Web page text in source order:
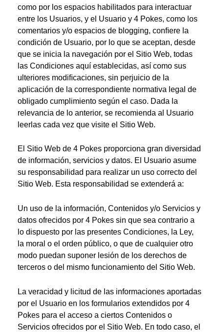
como por los espacios habilitados para interactuar
entre los Usuarios, y el Usuario y 4 Pokes, como los
comentarios y/o espacios de blogging, conﬁere la
condición de Usuario, por lo que se aceptan, desde
que se inicia la navegación por el Sitio Web, todas
las Condiciones aquí establecidas, así como sus
ulteriores modiﬁcaciones, sin perjuicio de la
aplicación de la correspondiente normativa legal de
obligado cumplimiento según el caso. Dada la
relevancia de lo anterior, se recomienda al Usuario
leerlas cada vez que visite el Sitio Web.
El Sitio Web de 4 Pokes proporciona gran diversidad
de información, servicios y datos. El Usuario asume
su responsabilidad para realizar un uso correcto del
Sitio Web. Esta responsabilidad se extenderá a:
Un uso de la información, Contenidos y/o Servicios y
datos ofrecidos por 4 Pokes sin que sea contrario a
lo dispuesto por las presentes Condiciones, la Ley,
la moral o el orden público, o que de cualquier otro
modo puedan suponer lesión de los derechos de
terceros o del mismo funcionamiento del Sitio Web.
La veracidad y licitud de las informaciones aportadas
por el Usuario en los formularios extendidos por 4
Pokes para el acceso a ciertos Contenidos o
Servicios ofrecidos por el Sitio Web. En todo caso, el